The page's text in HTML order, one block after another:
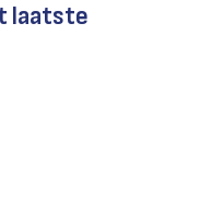
laatste